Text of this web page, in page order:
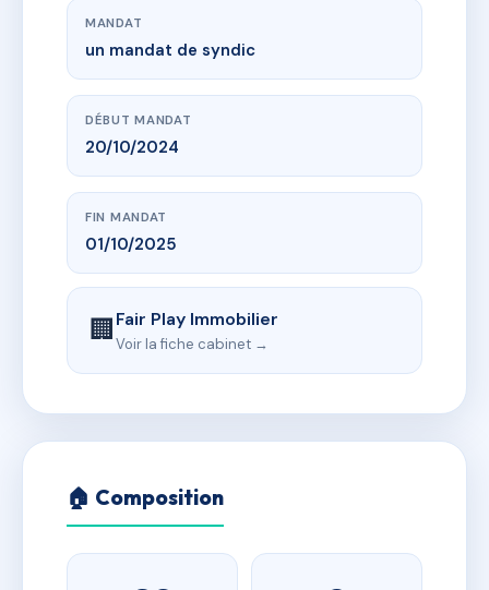
MANDAT
un mandat de syndic
DÉBUT MANDAT
20/10/2024
FIN MANDAT
01/10/2025
🏢Fair Play Immobilier
Voir la fiche cabinet →
🏠 Composition